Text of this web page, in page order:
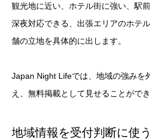
観光地に近い、ホテル街に強い、駅
深夜対応できる、出張エリアのホテ
舗の立地を具体的に出します。
Japan Night Lifeでは、地域の強みを
え、無料掲載として見せることができ
地域情報を受付判断に使う